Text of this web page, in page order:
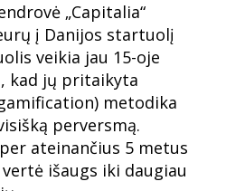
„Capitalia“
į Danijos startuolį
veikia jau 15-oje
kad jų pritaikyta
metodika
perversmą.
ateinančius 5 metus
išaugs iki daugiau